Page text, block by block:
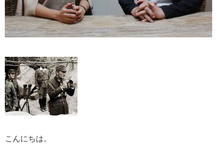
こんにちは。